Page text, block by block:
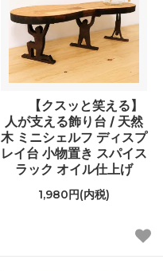
【クスッと笑える】
人が支える飾り台 / 天然
木 ミニシェルフ ディスプ
レイ台 小物置き スパイス
ラック オイル仕上げ
1,980円(内税)